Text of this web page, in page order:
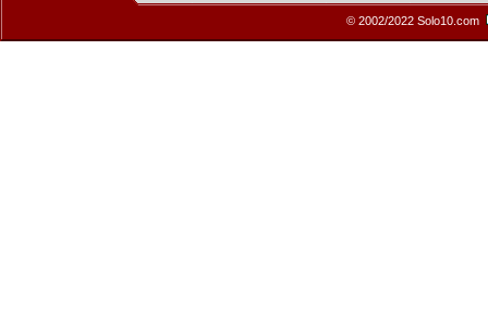
© 2002/2022 Solo10.com